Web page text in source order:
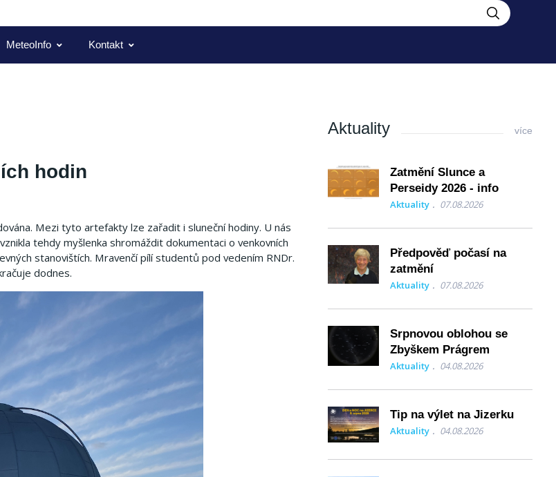
MeteoInfo Kontakt
hodin
Mezi tyto artefakty lze zařadit i sluneční hodiny. U nás
tehdy myšlenka shromáždit dokumentaci o venkovních
stanovištích. Mravenčí pílí studentů pod vedením RNDr.
dodnes.
Aktuality více
Zatmění Slunce a
Perseidy 2026 - info
Aktuality 07.08.2026
Předpověď počasí na
zatmění
Aktuality 07.08.2026
Srpnovou oblohou se
Zbyškem Prágrem
Aktuality 04.08.2026
Tip na výlet na Jizerku
Aktuality 04.08.2026